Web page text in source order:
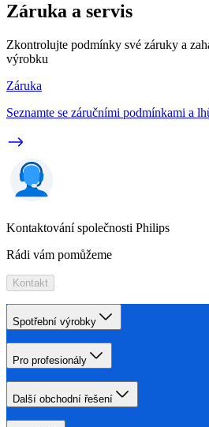
Záruka a servis
Zkontrolujte podmínky své záruky a
výrobku
Záruka
Seznamte se záručními podmínkami a
Kontaktování společnosti Philips
Rádi vám pomůžeme
Kontakt
Spotřební výrobky
Pro profesionály
Další obchodní řešení